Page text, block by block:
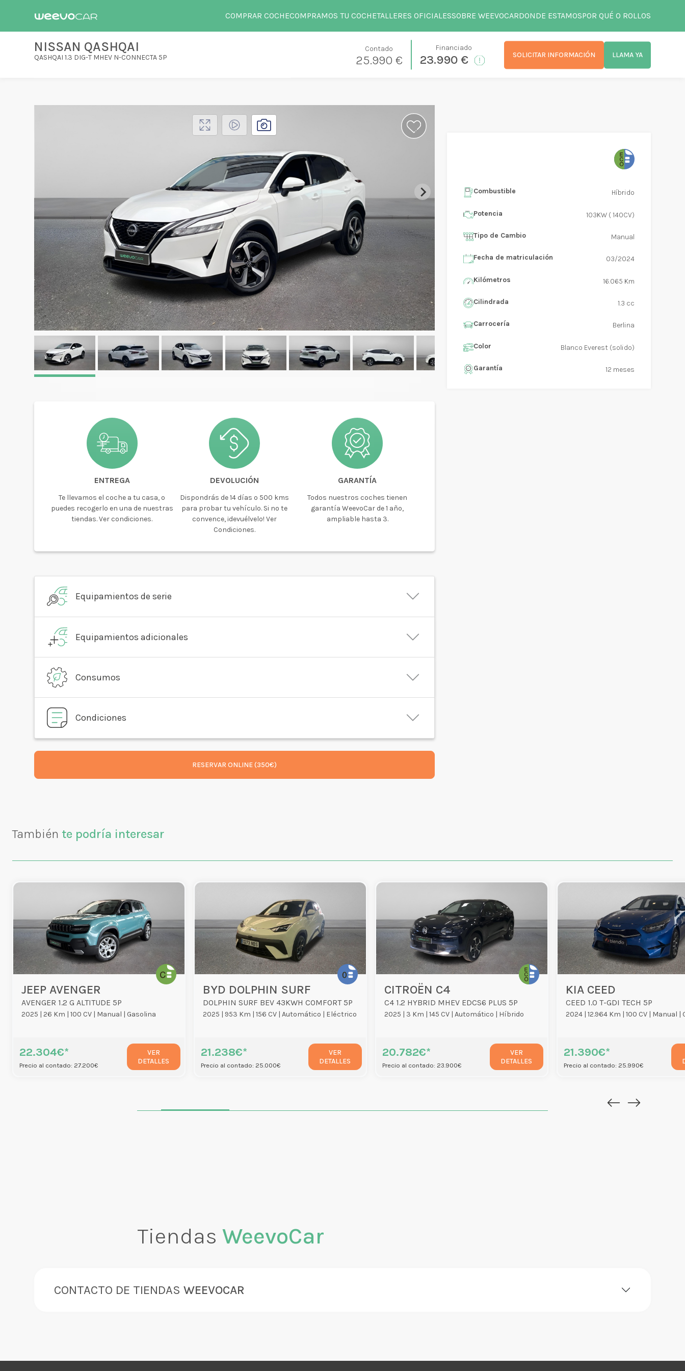
COMPRAR COCHECOMPRAMOS TU COCHETALLERES OFICIALESSOBRE WEEVOCARDONDE ESTAMOSPOR QUÉ 0 ROLLOS
NISSAN QASHQAI
QASHQAI 1.3 DIG-T MHEV N-CONNECTA 5P
Contado
25.990 €
Financiado
23.990 € SOLICITAR INFORMACIÓN LLAMA YA
ENTREGA
Te llevamos el coche a tu casa, o
puedes recogerlo en una de nuestras
tiendas. Ver condiciones.
DEVOLUCIÓN
Dispondrás de 14 días o 500 kms
para probar tu vehículo. Si no te
convence, ¡devuélvelo! Ver
Condiciones.
GARANTÍA
Todos nuestros coches tienen
garantía WeevoCar de 1 año,
ampliable hasta 3.
Equipamientos de serie
Equipamientos adicionales
Consumos
Condiciones
RESERVAR ONLINE (350€)
Combustible Híbrido
Potencia 103KW ( 140CV)
Tipo de Cambio Manual
Fecha de matriculación 03/2024
Kilómetros 16.065 Km
Cilindrada 1.3 cc
Carrocería Berlina
Color Blanco Everest (solido)
Garantía 12 meses
También te podría interesar
JEEP AVENGER
AVENGER 1.2 G ALTITUDE 5P
2025 | 26 Km | 100 CV | Manual | Gasolina
22.304€*
Precio al contado: 27.200€
VER
DETALLES
BYD DOLPHIN SURF
DOLPHIN SURF BEV 43KWH COMFORT 5P
2025 | 953 Km | 156 CV | Automático | Eléctrico
21.238€*
Precio al contado: 25.000€
VER
DETALLES
CITROËN C4
C4 1.2 HYBRID MHEV EDCS6 PLUS 5P
2025 | 3 Km | 145 CV | Automático | Híbrido
20.782€*
Precio al contado: 23.900€
VER
DETALLES
KIA CEED
CEED 1.0 T-GDI TECH 5P
2024 | 12.964 Km | 100 CV | Manual |
21.390€*
Precio al contado: 25.990€
Tiendas WeevoCar
CONTACTO DE TIENDAS WEEVOCAR